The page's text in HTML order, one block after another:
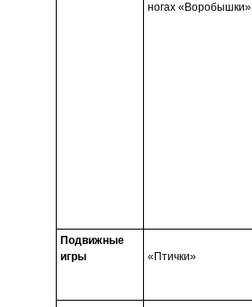
ногах «Воробышки»
Подвижные
игры
«Птички»